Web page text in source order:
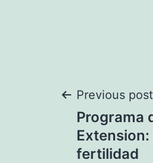
de
Previous post
Programa
fertilidad